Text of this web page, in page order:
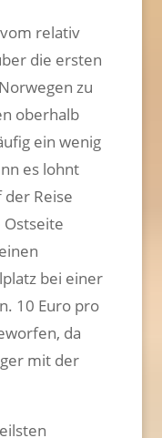
relativ
die ersten
zu
oberhalb
ein wenig
es lohnt
der Reise
bei einer
10 Euro pro
da
mit der